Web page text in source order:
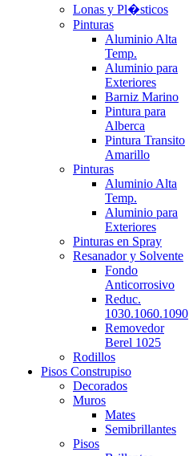
Lonas y Pl�sticos
Pinturas
Aluminio Alta
Temp.
Aluminio para
Exteriores
Barniz Marino
Pintura para
Alberca
Pintura Transito
Amarillo
Pinturas
Aluminio Alta
Temp.
Aluminio para
Exteriores
Pinturas en Spray
Resanador y Solvente
Fondo
Anticorrosivo
Reduc.
1030.1060.1090
Removedor
Berel 1025
Rodillos
Pisos Construpiso
Decorados
Muros
Mates
Semibrillantes
Pisos